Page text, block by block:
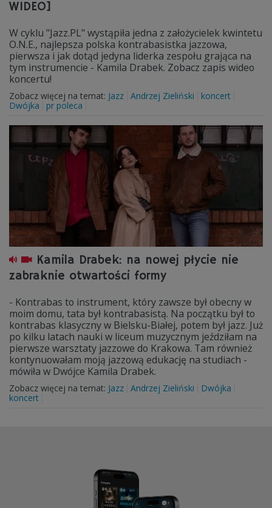
WIDEO]
W cyklu "Jazz.PL" wystąpiła jedna z założycielek kwintetu
O.N.E., najlepsza polska kontrabasistka jazzowa,
pierwsza i jak dotąd jedyna liderka zespołu grająca na
tym instrumencie - Kamila Drabek. Zobacz zapis wideo
koncertu!
Zobacz więcej na temat: Jazz Andrzej Zieliński
koncert
Dwójka
pr poleca
Kamila Drabek: na nowej płycie nie
zabraknie otwartości formy
- Kontrabas to instrument, który zawsze był obecny w
moim domu, tata był kontrabasistą. Na początku był to
kontrabas klasyczny w Bielsku-Białej, potem był jazz. Już
po kilku latach nauki w liceum muzycznym jeździłam na
pierwsze warsztaty jazzowe do Krakowa. Tam również
kontynuowałam moją jazzową edukację na studiach -
mówiła w Dwójce Kamila Drabek.
Zobacz więcej na temat: Jazz Andrzej Zieliński
Dwójka
koncert